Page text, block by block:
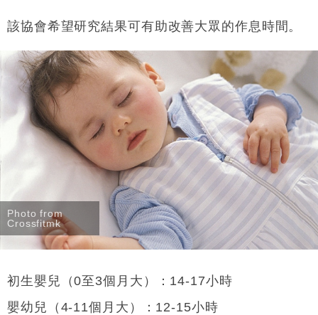
50%
元以下
13:49
本地｜HK Express推飛行套票 兩程低至448元加2元
可多飛一程
該協會希望研究結果可有助改善大眾的作息時間。
Photo from
Crossfitmk
初生嬰兒（0至3個月大）：14-17小時
嬰幼兒（4-11個月大）：12-15小時